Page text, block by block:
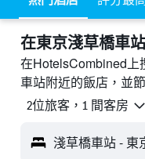
在東京淺草橋車
在HotelsCombined上
車站附近的飯店，並
2位旅客，1 間客房
淺草橋車站 - 東